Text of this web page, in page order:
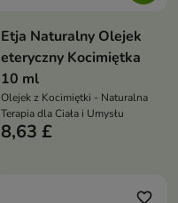
Etja Naturalny Olejek
eteryczny Kocimiętka
10 ml
Olejek z Kocimiętki - Naturalna
Terapia dla Ciała i Umysłu
8,63 £
favorite_border